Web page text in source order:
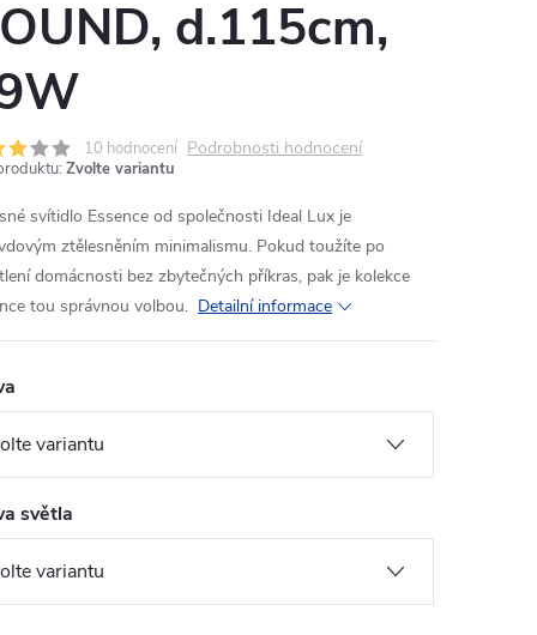
d.115cm,
10 hodnocení Podrobnosti hodnocení
Zvolte variantu
svítidlo Essence od společnosti Ideal Lux je
ztělesněním minimalismu. Pokud toužíte po
domácnosti bez zbytečných příkras, pak je kolekce
tou správnou volbou. Detailní informace
světla